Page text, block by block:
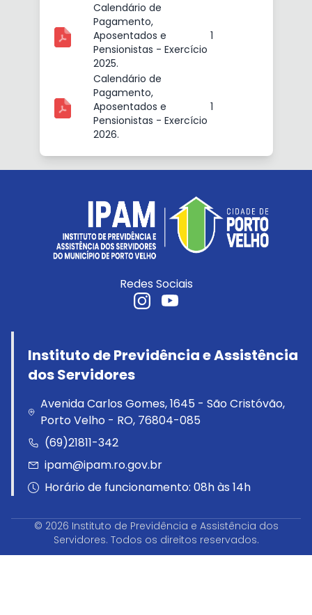
Calendário de
Pagamento,
Aposentados e
Pensionistas - Exercício
2025.
1
Calendário de
Pagamento,
Aposentados e
Pensionistas - Exercício
2026.
1
Redes Sociais
Instituto de Previdência e Assistência
dos Servidores
Avenida Carlos Gomes, 1645 - São Cristóvão,
Porto Velho - RO, 76804-085
(69)21811-342
ipam@ipam.ro.gov.br
Horário de funcionamento: 08h às 14h
© 2026 Instituto de Previdência e Assistência dos
Servidores. Todos os direitos reservados.